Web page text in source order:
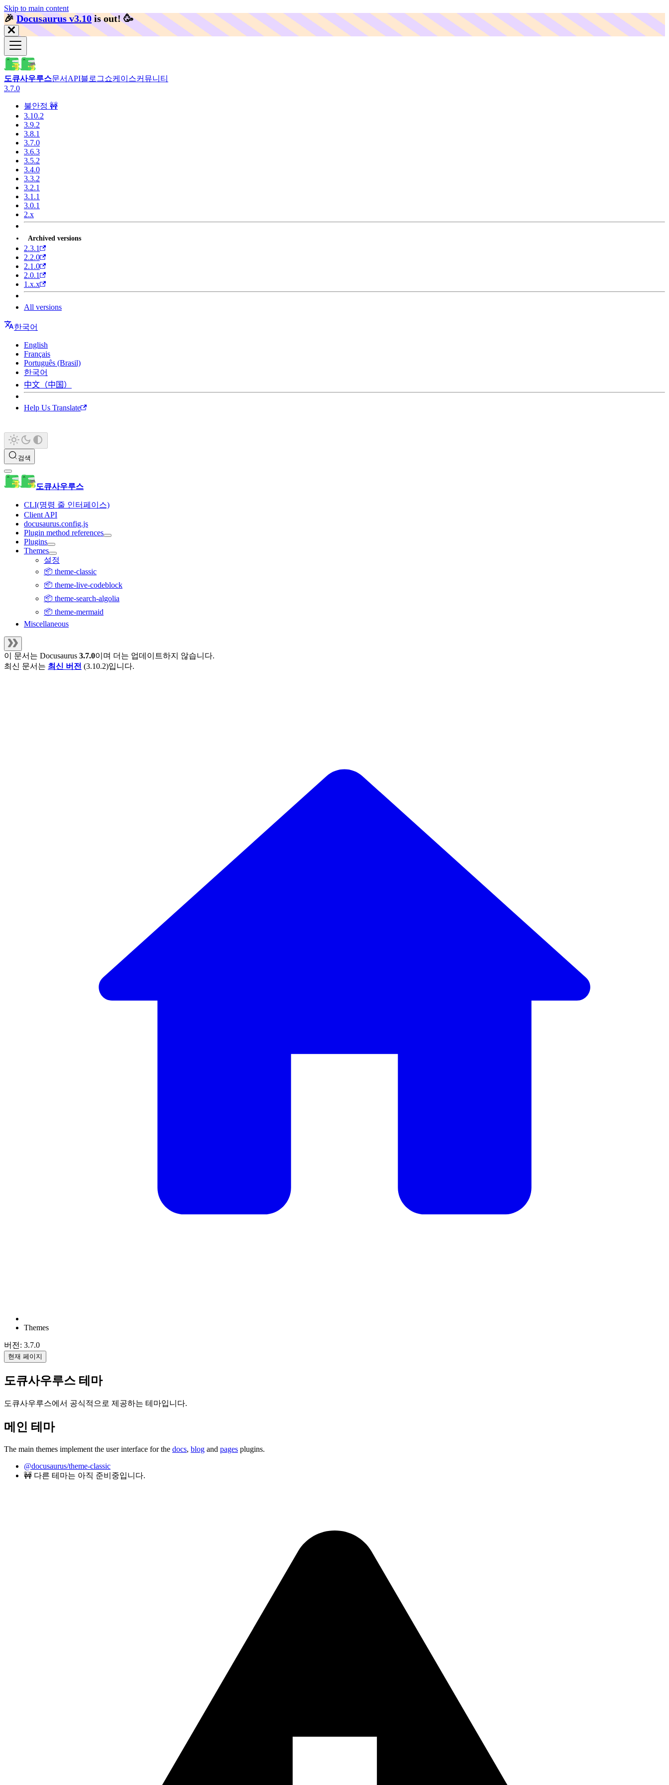
Skip to main content
🎉️Docusaurus v3.10 is out! 🥳️
도큐사우루스문서 API블로그쇼케이스커뮤니티
3.7.0
불안정 🚧
3.10.2
3.9.2
3.8.1
3.7.0
3.6.3
3.5.2
3.4.0
3.3.2
3.2.1
3.1.1
3.0.1
2.x
Archived versions
2.3.1
2.2.0
2.1.0
2.0.1
1.x.x
All versions
한국어
English
Français
Português (Brasil)
한국어
中文（中国）
Help Us Translate
검색
도큐사우루스
CLI(명령 줄 인터페이스)
Client API
docusaurus.config.js
Plugin method references
Plugins
Themes
설정
📦 theme-classic
📦 theme-live-codeblock
📦 theme-search-algolia
📦 theme-mermaid
Miscellaneous
이 문서는 Docusaurus 3.7.0이며 더는 업데이트하지 않습니다.
최신 문서는 최신 버전 (3.10.2)입니다.
Themes
버전: 3.7.0
현재 페이지
도큐사우루스 테마
도큐사우루스에서 공식적으로 제공하는 테마입니다.
메인 테마
The main themes implement the user interface for the docs, blog and pages plugins.
@docusaurus/theme-classic
🚧 다른 테마는 아직 준비중입니다.